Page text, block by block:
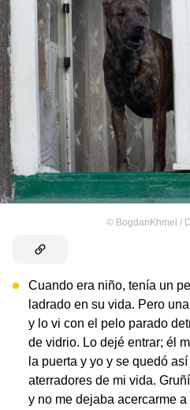
© BogdanKhmel /
Cuando era niño, tenía un
ladrado en su vida. Pero
y lo vi con el pelo parado
de vidrio. Lo dejé entrar; él
la puerta y yo y se quedó
aterradores de mi vida.
y no me dejaba acercarme